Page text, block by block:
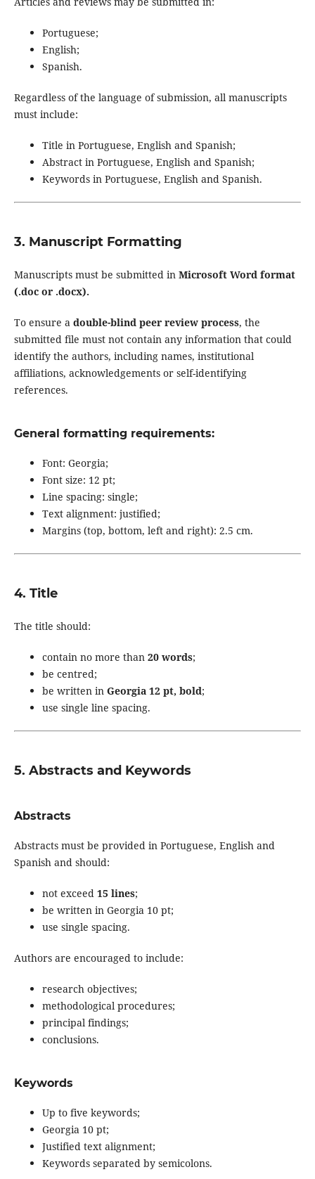
Portuguese;
English;
Spanish.
Regardless of the language of submission, all manuscripts
must include:
Title in Portuguese, English and Spanish;
Abstract in Portuguese, English and Spanish;
Keywords in Portuguese, English and Spanish.
3. Manuscript Formatting
Manuscripts must be submitted in Microsoft Word format
(.doc or .docx).
To ensure a double-blind peer review process, the
submitted file must not contain any information that could
identify the authors, including names, institutional
affiliations, acknowledgements or self-identifying
references.
General formatting requirements:
Font: Georgia;
Font size: 12 pt;
Line spacing: single;
Text alignment: justified;
Margins (top, bottom, left and right): 2.5 cm.
4. Title
The title should:
contain no more than 20 words;
be centred;
be written in Georgia 12 pt, bold;
use single line spacing.
5. Abstracts and Keywords
Abstracts
Abstracts must be provided in Portuguese, English and
Spanish and should:
not exceed 15 lines;
be written in Georgia 10 pt;
use single spacing.
Authors are encouraged to include:
research objectives;
methodological procedures;
principal findings;
conclusions.
Keywords
Up to five keywords;
Georgia 10 pt;
Justified text alignment;
Keywords separated by semicolons.